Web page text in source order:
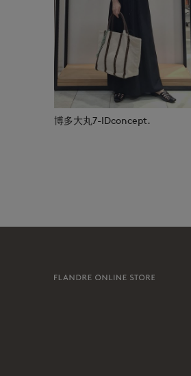
博多大丸7-IDconcept.